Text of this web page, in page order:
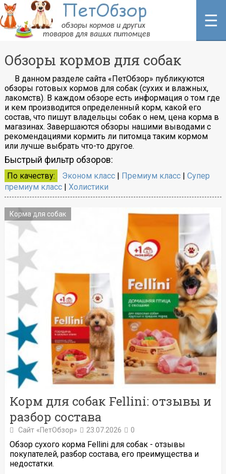
Перейти
к
содержанию
☰
Обзоры кормов для собак
В данном разделе сайта «ПетОбзор» публикуются
обзоры готовых кормов для собак (сухих и влажных,
лакомств). В каждом обзоре есть информация о том где
и кем производится определенный корм, какой его
состав, что пишут владельцы собак о нем, цена корма в
магазинах. Завершаются обзоры нашими выводами с
рекомендациями кормить ли питомца таким кормом
или лучше выбрать что-то другое.
Быстрый фильтр обзоров:
По качеству: Эконом класс| Премиум класс| Супер
премиум класс| Холистики
Корма для собак
Корм для собак Fellini: отзывы и
разбор состава
Сайт «ПетОбзор» 23.07.2026 0
Обзор сухого корма Fellini для собак - отзывы
покупателей, разбор состава, его преимущества и
недостатки.